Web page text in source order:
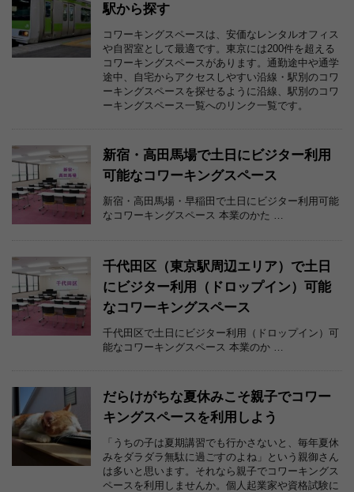
駅から探す
コワーキングスペースは、安価なレンタルオフィス
や自習室として最適です。東京には200件を超える
コワーキングスペースがあります。通勤途中や通学
途中、自宅からアクセスしやすい沿線・駅別のコワ
ーキングスペースを探せるように沿線、駅別のコワ
ーキングスペース一覧へのリンク一覧です。
新宿・高田馬場で土日にビジター利用
可能なコワーキングスペース
新宿・高田馬場・早稲田で土日にビジター利用可能
なコワーキングスペース 本業のかた …
千代田区（東京駅周辺エリア）で土日
にビジター利用（ドロップイン）可能
なコワーキングスペース
千代田区で土日にビジター利用（ドロップイン）可
能なコワーキングスペース 本業のか …
だらけがちな夏休みこそ親子でコワー
キングスペースを利用しよう
「うちの子は夏期講習でも行かさないと、毎年夏休
みをダラダラ無駄に過ごすのよね」という親御さん
は多いと思います。それなら親子でコワーキングス
ペースを利用しませんか。個人起業家や資格試験に